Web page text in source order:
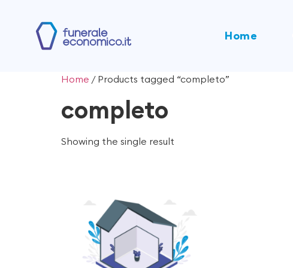
Home
Home / Products tagged “completo”
completo
Showing the single result